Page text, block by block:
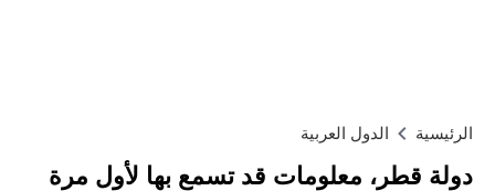
الرئيسية الدول العربية
دولة قطر، معلومات قد تسمع بها لأول مرة